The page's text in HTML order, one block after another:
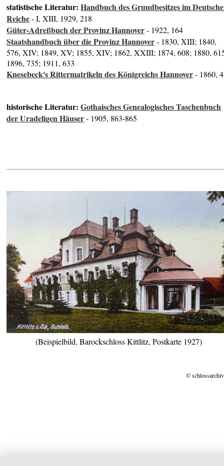
statistische Literatur:Handbuch des Grundbesitzes im
Reiche- I, XIII, 1929, 218
Güter-Adreßbuch der Provinz Hannover- 1922, 164
Staatshandbuch über die Provinz Hannover- 1830, XIII; 1840,
576, XIV; 1849, XV; 1855, XIV; 1862, XXIII; 1874, 608; 1880,
1896, 735; 1911, 633
Knesebeck's Rittermatrikeln des Königreichs Hannover- 1860,
historische Literatur:Gothaisches Genealogisches Taschenbuch
der Uradeligen Häuser- 1905, 863-865
(Beispielbild, Barockschloss Kittlitz, Postkarte 1927)
©